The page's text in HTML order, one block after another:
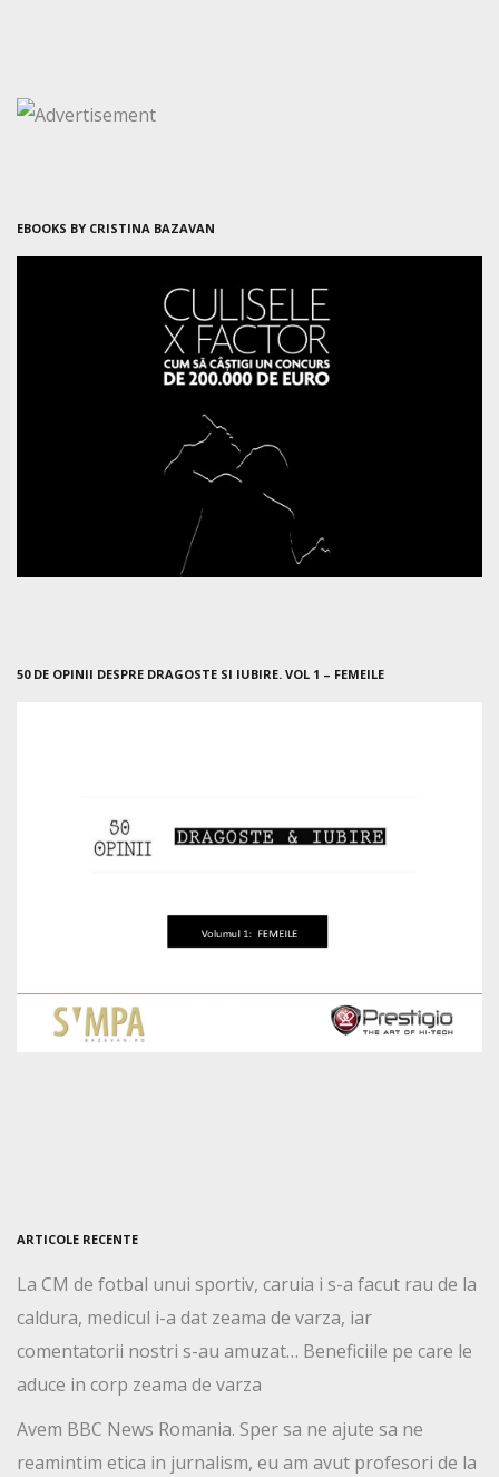
EBOOKS BY CRISTINA BAZAVAN
50 DE OPINII DESPRE DRAGOSTE SI IUBIRE. VOL 1 – FEMEILE
ARTICOLE RECENTE
La CM de fotbal unui sportiv, caruia i s-a facut rau de la
caldura, medicul i-a dat zeama de varza, iar
comentatorii nostri s-au amuzat… Beneficiile pe care le
aduce in corp zeama de varza
Avem BBC News Romania. Sper sa ne ajute sa ne
reamintim etica in jurnalism, eu am avut profesori de la